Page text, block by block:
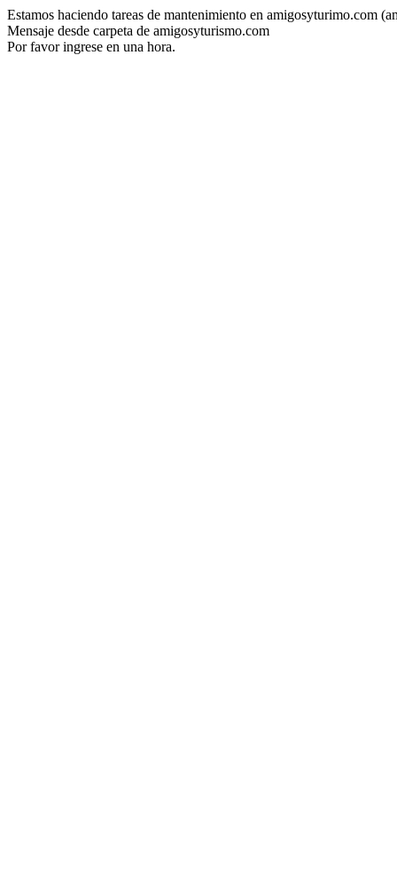
Estamos haciendo tareas de mantenimiento en amigosyturimo.com
Mensaje desde carpeta de amigosyturismo.com
Por favor ingrese en una hora.